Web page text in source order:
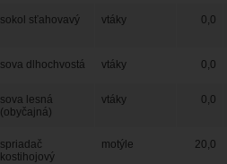
sokol sťahovavý vtáky 0,0
sova dlhochvostá vtáky 0,0
sova lesná
(obyčajná)
vtáky 0,0
spriadač
kostihojový
motýle 20,0